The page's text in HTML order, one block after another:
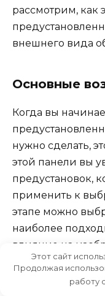
рассмотрим, как
внешнего вида
Основные
Когда вы
нужно сделать,
этой панели вы
предустановок,
применить к
этапе можно
наиболее
влияние на
Выбор стиля:
Этот сайт
Продолжая
работу